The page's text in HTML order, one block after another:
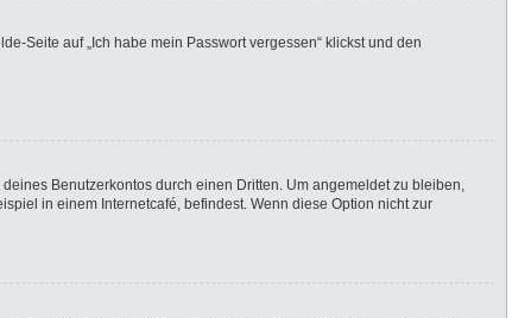
Seite auf „Ich habe mein Passwort vergessen“ klickst und den
Benutzerkontos durch einen Dritten. Um angemeldet zu bleiben,
in einem Internetcafé, befindest. Wenn diese Option nicht zur